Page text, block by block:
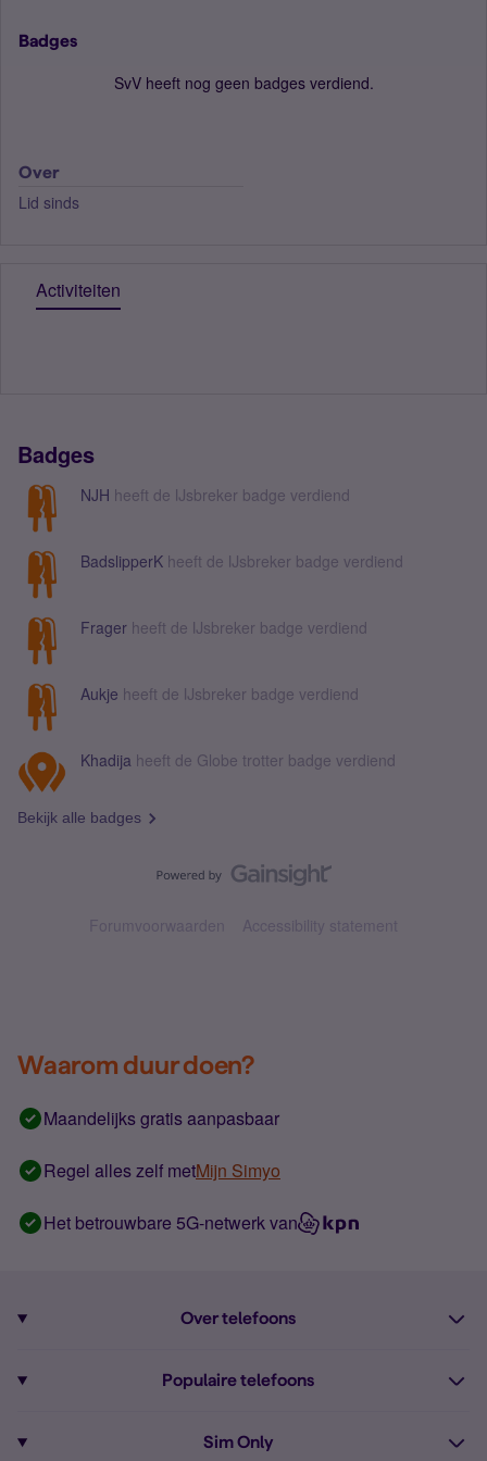
Badges
SvV heeft nog geen badges verdiend.
Over
Lid sinds
Activiteiten
Badges
NJH heeft de IJsbreker badge verdiend
BadslipperK heeft de IJsbreker badge verdiend
Frager heeft de IJsbreker badge verdiend
Aukje heeft de IJsbreker badge verdiend
Khadija heeft de Globe trotter badge verdiend
Bekijk alle badges
Forumvoorwaarden Accessibility statement
Waarom duur doen?
Maandelijks gratis aanpasbaar
Regel alles zelf metMijn Simyo
Het betrouwbare 5G-netwerk van
Over telefoons
Alle telefoons
Populaire telefoons
Sim Only